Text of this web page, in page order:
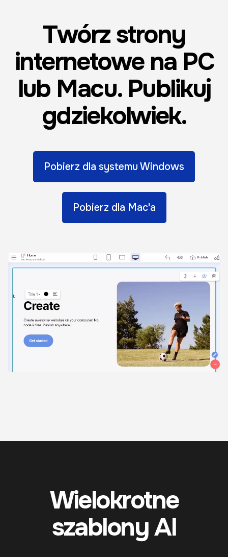
Twórz strony
internetowe na PC
lub Macu. Publikuj
gdziekolwiek.
Pobierz dla systemu Windows
Pobierz dla Mac'a
Wielokrotne
szablony AI